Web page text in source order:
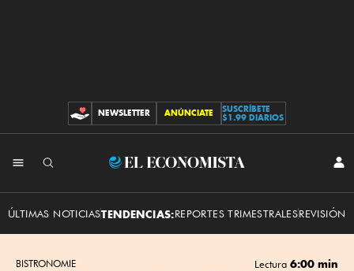
CONTRIBUCIONES
NEWSLETTER ANÚNCIATE
SUSCRÍBETE
$1.99 DIARIOS
El
ÚLTIMAS NOTICIASTENDENCIAS:REPORTES TRIMESTRALESREVISIÓN
BISTRONOMIE Lectura 6:00 min